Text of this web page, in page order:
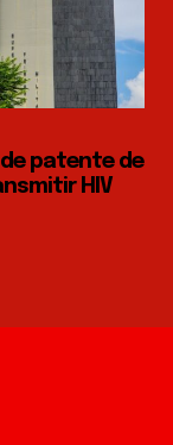
patente de
HIV